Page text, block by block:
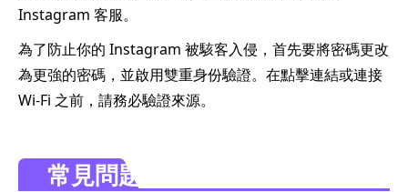
Instagram 客服。
為了防止你的 Instagram 被駭客入侵，首先要將密碼更改
為更強的密碼，並啟用雙重身份驗證。在點擊連結或連接
Wi-Fi 之前，請務必驗證來源。
常見問題。